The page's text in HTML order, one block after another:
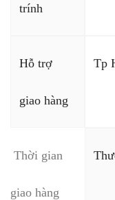
trính
Hỗ trợ
giao hàng
Tp
Thời gian
giao hàng